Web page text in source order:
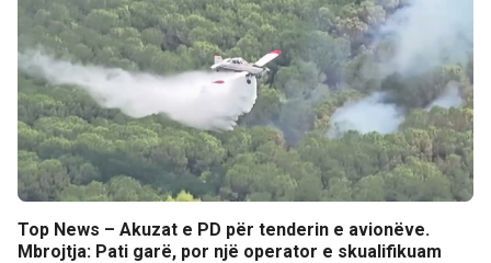
Top News – Akuzat e PD për tenderin e avionëve.
Mbrojtja: Pati garë, por një operator e skualifikuam